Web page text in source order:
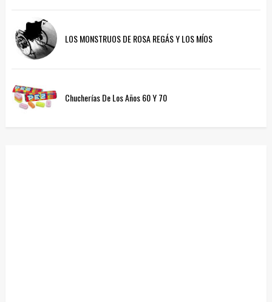
LOS MONSTRUOS DE ROSA REGÁS Y LOS MÍOS
Chucherías De Los Años 60 Y 70